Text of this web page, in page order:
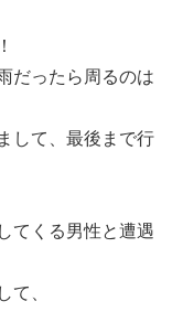
だったら周るのは
して、最後まで行
てくる男性と遭遇
て、